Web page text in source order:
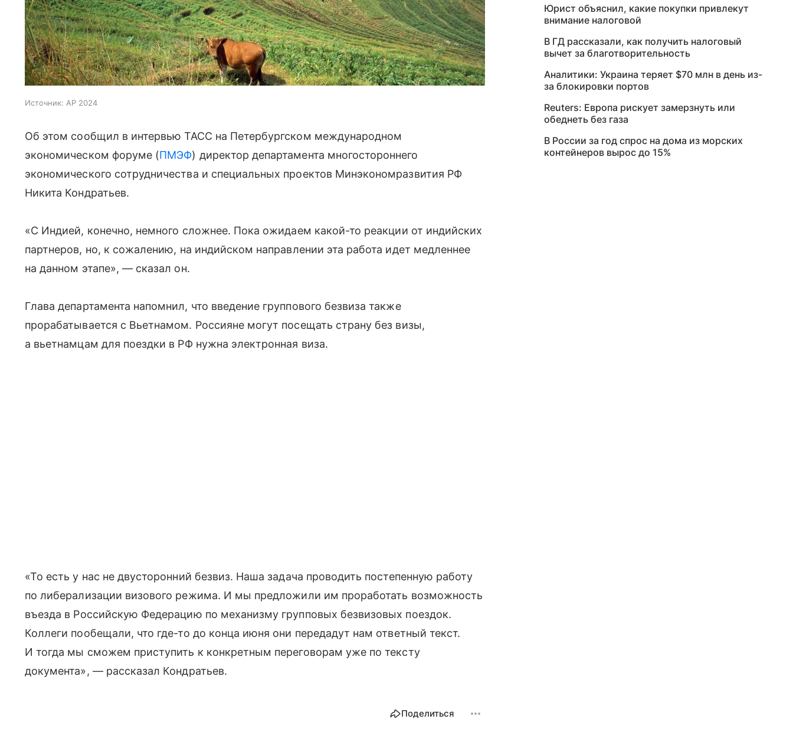
Источник: AP 2024
Об этом сообщил в интервью ТАСС на Петербургском международном
экономическом форуме (ПМЭФ) директор департамента многостороннего
экономического сотрудничества и специальных проектов Минэкономразвития РФ
Никита Кондратьев.
«С Индией, конечно, немного сложнее. Пока ожидаем какой-то реакции от индийских
партнеров, но, к сожалению, на индийском направлении эта работа идет медленнее
на данном этапе», — сказал он.
Глава департамента напомнил, что введение группового безвиза также
прорабатывается с Вьетнамом. Россияне могут посещать страну без визы,
а вьетнамцам для поездки в РФ нужна электронная виза.
«То есть у нас не двусторонний безвиз. Наша задача проводить постепенную работу
по либерализации визового режима. И мы предложили им проработать возможность
въезда в Российскую Федерацию по механизму групповых безвизовых поездок.
Коллеги пообещали, что где-то до конца июня они передадут нам ответный текст.
И тогда мы сможем приступить к конкретным переговорам уже по тексту
документа», — рассказал Кондратьев.
Поделиться
Юрист объяснил, какие покупки привлекут
внимание налоговой
В ГД рассказали, как получить налоговый
вычет за благотворительность
Аналитики: Украина теряет $70 млн в день из-
за блокировки портов
Reuters: Европа рискует замерзнуть или
обеднеть без газа
В России за год спрос на дома из морских
контейнеров вырос до 15%